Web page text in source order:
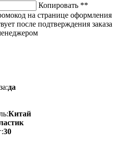
Копировать **
на странице оформления
после подтверждения заказа
да
Китай
30